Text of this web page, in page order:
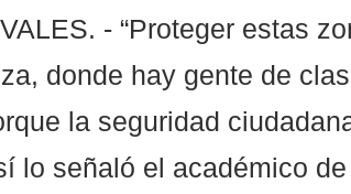
- “Proteger estas
donde hay gente de
la seguridad
lo señaló el académico